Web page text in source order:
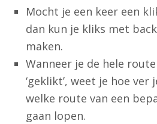
Mocht je een keer een
dan kun je kliks met
maken.
Wanneer je de hele
‘geklikt’, weet je hoe
welke route van een
gaan lopen.